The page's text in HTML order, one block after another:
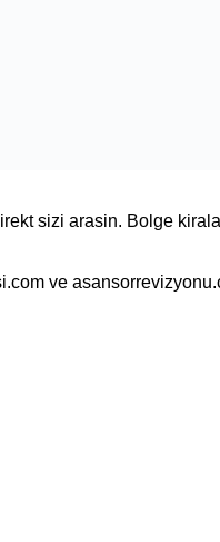
sizi arasin. Bolge
ve